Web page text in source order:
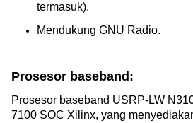
termasuk).
Mendukung GNU Radio.
Prosesor baseband:
Prosesor baseband USRP-LW
7100 SOC Xilinx, yang